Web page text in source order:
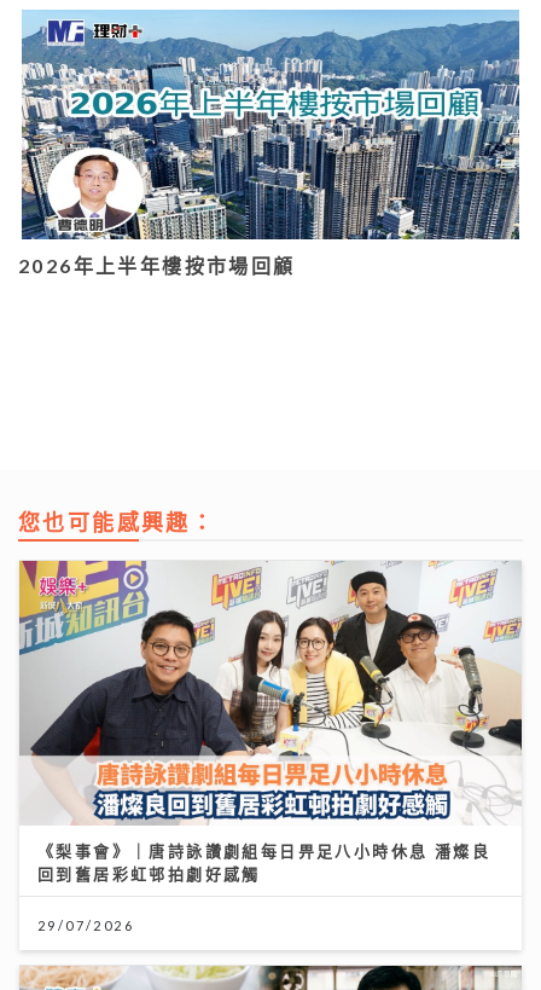
2026年上半年樓按市場回顧
您也可能感興趣：
《梨事會》｜唐詩詠讚劇組每日畀足八小時休息 潘燦良
回到舊居彩虹邨拍劇好感觸
29/07/2026